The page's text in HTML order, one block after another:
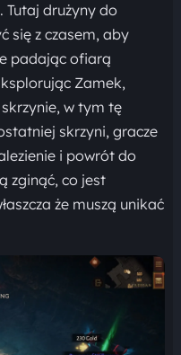
Tutaj drużyny do
się z czasem, aby
padając ofiarą
Zamek,
w tym tę
skrzyni, gracze
i powrót do
zginąć, co jest
że muszą unikać